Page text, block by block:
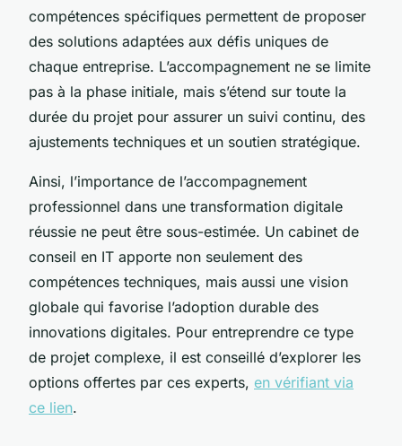
compétences spécifiques permettent de proposer
des solutions adaptées aux défis uniques de
chaque entreprise. L’accompagnement ne se limite
pas à la phase initiale, mais s’étend sur toute la
durée du projet pour assurer un suivi continu, des
ajustements techniques et un soutien stratégique.
Ainsi, l’importance de l’accompagnement
professionnel dans une transformation digitale
réussie ne peut être sous-estimée. Un cabinet de
conseil en IT apporte non seulement des
compétences techniques, mais aussi une vision
globale qui favorise l’adoption durable des
innovations digitales. Pour entreprendre ce type
de projet complexe, il est conseillé d’explorer les
options offertes par ces experts, en vérifiant via
ce lien.